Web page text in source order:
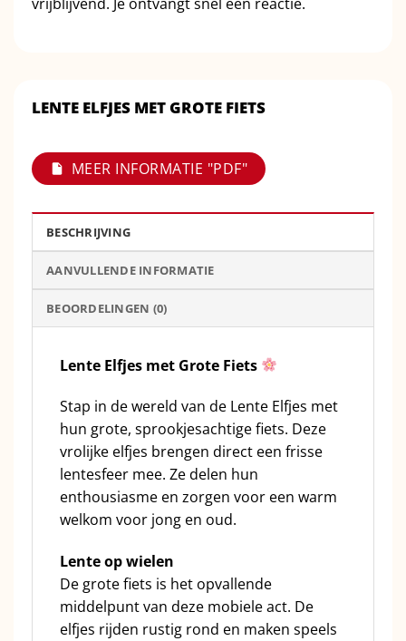
vrijblijvend. Je ontvangt snel een reactie.
LENTE ELFJES MET GROTE FIETS
MEER INFORMATIE "PDF"
BESCHRIJVING
AANVULLENDE INFORMATIE
BEOORDELINGEN (0)
Lente Elfjes met Grote Fiets
Stap in de wereld van de Lente Elfjes met
hun grote, sprookjesachtige fiets. Deze
vrolijke elfjes brengen direct een frisse
lentesfeer mee. Ze delen hun
enthousiasme en zorgen voor een warm
welkom voor jong en oud.
Lente op wielen
De grote fiets is het opvallende
middelpunt van deze mobiele act. De
elfjes rijden rustig rond en maken speels